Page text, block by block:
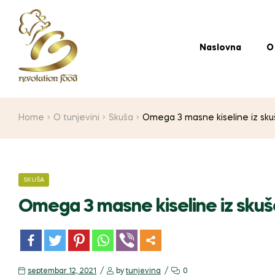
Naslovna
Home O tunjevini Skuša Omega 3 masne kiseline iz
SKUŠA
Omega 3 masne kiseline iz
septembar 12, 2021 by tunjevina 0